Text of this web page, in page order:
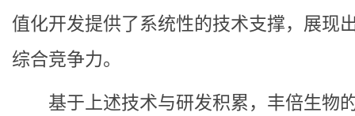
值化开发提供了系统性的技术支撑，展现
综合竞争力。
基于上述技术与研发积累，丰倍生物